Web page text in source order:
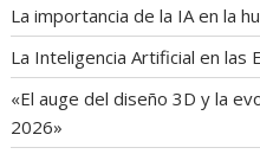
La importancia de la IA en la
La Inteligencia Artificial en las
«El auge del diseño 3D y la
2026»